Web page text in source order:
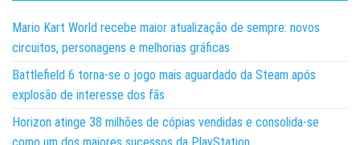
Mario Kart World recebe maior atualização de sempre: novos
circuitos, personagens e melhorias gráficas
Battlefield 6 torna-se o jogo mais aguardado da Steam após
explosão de interesse dos fãs
Horizon atinge 38 milhões de cópias vendidas e consolida-se